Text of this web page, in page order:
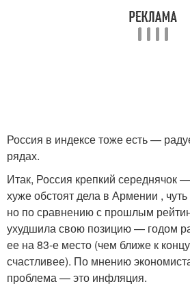
Россия в индексе тоже есть —
рядах.
Итак, Россия крепкий середнячок
хуже обстоят дела в Армении ,
но по сравнению с прошлым
ухудшила свою позицию — годом
ее на 83-е место (чем ближе к
счастливее). По мнению
проблема — это инфляция.